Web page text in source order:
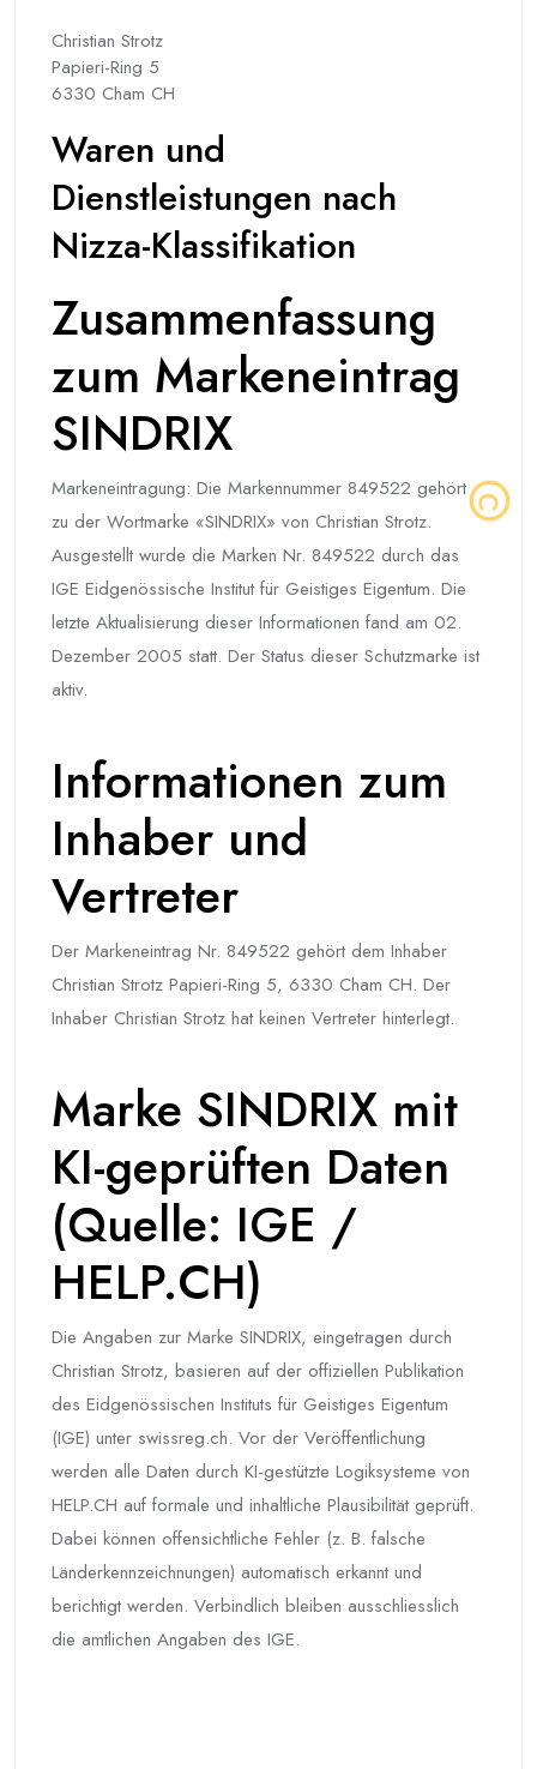
Christian Strotz
Papieri-Ring 5
6330 Cham CH
Waren und
Dienstleistungen nach
Nizza-Klassifikation
Zusammenfassung
zum Markeneintrag
SINDRIX
Markeneintragung: Die Markennummer 849522 gehört
zu der Wortmarke «SINDRIX» von Christian Strotz.
Ausgestellt wurde die Marken Nr. 849522 durch das
IGE Eidgenössische Institut für Geistiges Eigentum. Die
letzte Aktualisierung dieser Informationen fand am 02.
Dezember 2005 statt. Der Status dieser Schutzmarke ist
aktiv.
Informationen zum
Inhaber und
Vertreter
Der Markeneintrag Nr. 849522 gehört dem Inhaber
Christian Strotz Papieri-Ring 5, 6330 Cham CH. Der
Inhaber Christian Strotz hat keinen Vertreter hinterlegt.
Marke SINDRIX mit
KI-geprüften Daten
(Quelle: IGE /
HELP.CH)
Die Angaben zur Marke SINDRIX, eingetragen durch
Christian Strotz, basieren auf der offiziellen Publikation
des Eidgenössischen Instituts für Geistiges Eigentum
(IGE) unter swissreg.ch. Vor der Veröffentlichung
werden alle Daten durch KI-gestützte Logiksysteme von
HELP.CH auf formale und inhaltliche Plausibilität geprüft.
Dabei können offensichtliche Fehler (z. B. falsche
Länderkennzeichnungen) automatisch erkannt und
berichtigt werden. Verbindlich bleiben ausschliesslich
die amtlichen Angaben des IGE.